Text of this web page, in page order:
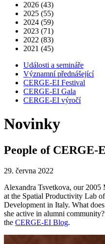
2026 (43)
2025 (55)
2024 (59)
2023 (71)
2022 (83)
2021 (45)
Události a semináře
Významní přednášející
CERGE-EI Festival
CERGE-EI Gala
CERGE-EI výročí
Novinky
People of
29. června 2022
Alexandra Tsvetkova, our 2005
at the Spatial Productivity Lab
Development in Italy. What
she active in alumni
the CERGE-EI Blog.